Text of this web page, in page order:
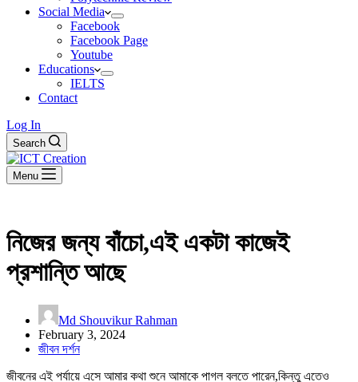
Social Media
Facebook
Facebook Page
Youtube
Educations
IELTS
Contact
Log In
Search
Menu
নিজের জন্য বাঁচো,এই একটা কাজেই
প্রশান্তি আছে
Md Shouvikur Rahman
February 3, 2024
জীবন দর্শন
জীবনের এই পর্যায়ে এসে আমার কথা শুনে আমাকে পাগল বলতে পারেন,কিন্তু এতেও